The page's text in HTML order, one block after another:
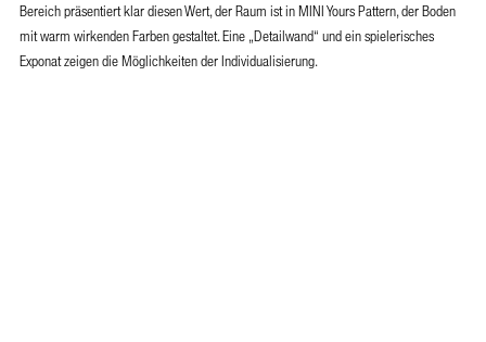
Bereich präsentiert klar diesen Wert, der Raum ist in MINI Yours Pattern, der Boden
mit warm wirkenden Farben gestaltet. Eine „Detailwand“ und ein spielerisches
Exponat zeigen die Möglichkeiten der Individualisierung.